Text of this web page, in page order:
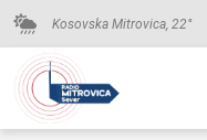
Kosovska Mitrovica, 22°